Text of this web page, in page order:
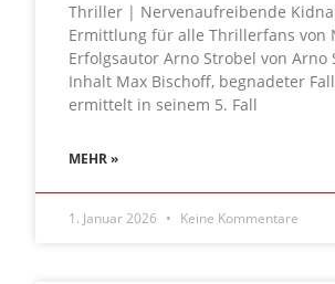
Thriller | Nervenaufreibende
Ermittlung für alle Thrillerfans von
Erfolgsautor Arno Strobel von Arno
Inhalt Max Bischoff, begnadeter
ermittelt in seinem 5. Fall
MEHR »
1. Januar 2026 Keine Kommentare